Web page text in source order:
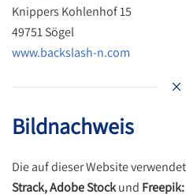
Knippers Kohlenhof 15
49751 Sögel
www.backslash-n.com
Bildnachweis
Die auf dieser Website
Strack,Adobe Stockund Freepik: